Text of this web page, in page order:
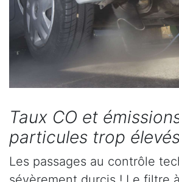
Taux CO et
particules trop
Les passages au contrôle